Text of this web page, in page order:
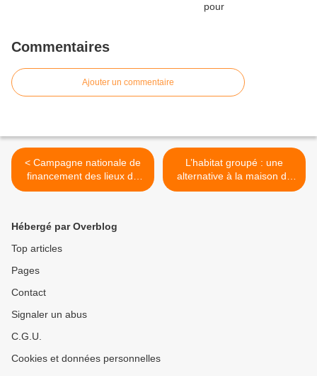
Commentaires
Ajouter un commentaire
< Campagne nationale de
financement des lieux de
vie collectifs : appel à
L’habitat groupé : une
alternative à la maison de
retraite ? une étude pour la
Hébergé par Overblog
Top articles
Pages
Contact
Signaler un abus
C.G.U.
Cookies et données personnelles